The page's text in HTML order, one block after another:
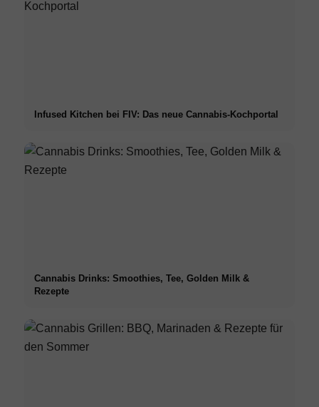
Infused Kitchen bei FIV: Das neue Cannabis-Kochportal
Cannabis Drinks: Smoothies, Tee, Golden Milk &
Rezepte